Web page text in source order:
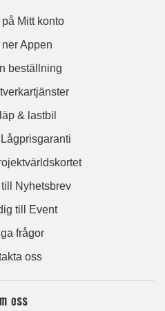
Mitt konto
ner Appen
beställning
& lastbil
Nyhetsbrev
till Event
frågor
oss
oss